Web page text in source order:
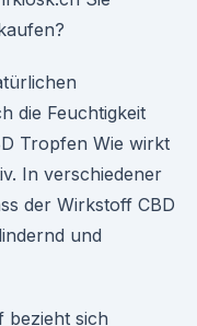
die Feuchtigkeit
Tropfen Wie wirkt
In verschiedener
der Wirkstoff CBD
und
bezieht sich